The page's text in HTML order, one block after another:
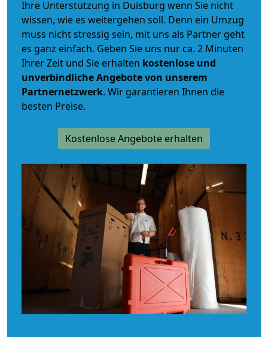
Ihre Unterstützung in Duisburg wenn Sie nicht
wissen, wie es weitergehen soll. Denn ein Umzug
muss nicht stressig sein, mit uns als Partner geht
es ganz einfach. Geben Sie uns nur ca. 2 Minuten
Ihrer Zeit und Sie erhalten kostenlose und
unverbindlicheAngebote von unserem
Partnernetzwerk. Wir garantieren Ihnen die
besten Preise.
Kostenlose Angebote erhalten